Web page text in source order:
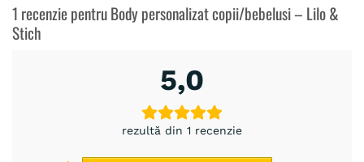
1 recenzie pentruBody personalizat copii/bebelusi – Lilo &
Stich
5,0
rezultă din 1 recenzie